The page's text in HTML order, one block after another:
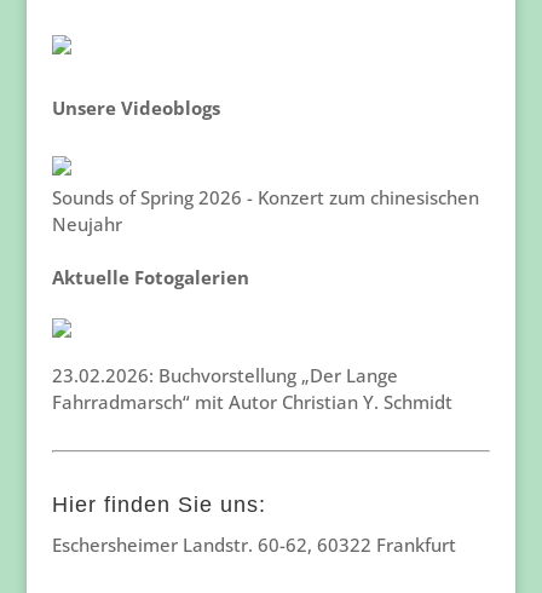
Unsere Videoblogs
Sounds of Spring 2026 - Konzert zum chinesischen
Neujahr
Aktuelle Fotogalerien
23.02.2026: Buchvorstellung „Der Lange
Fahrradmarsch“ mit Autor Christian Y. Schmidt
Hier finden Sie uns:
Eschersheimer Landstr. 60-62, 60322 Frankfurt